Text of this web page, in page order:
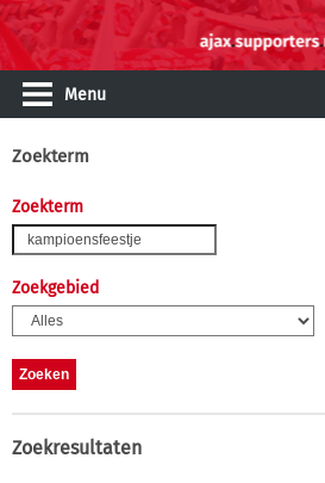
Menu
Zoekterm
Zoekterm
Zoekgebied
Zoekresultaten